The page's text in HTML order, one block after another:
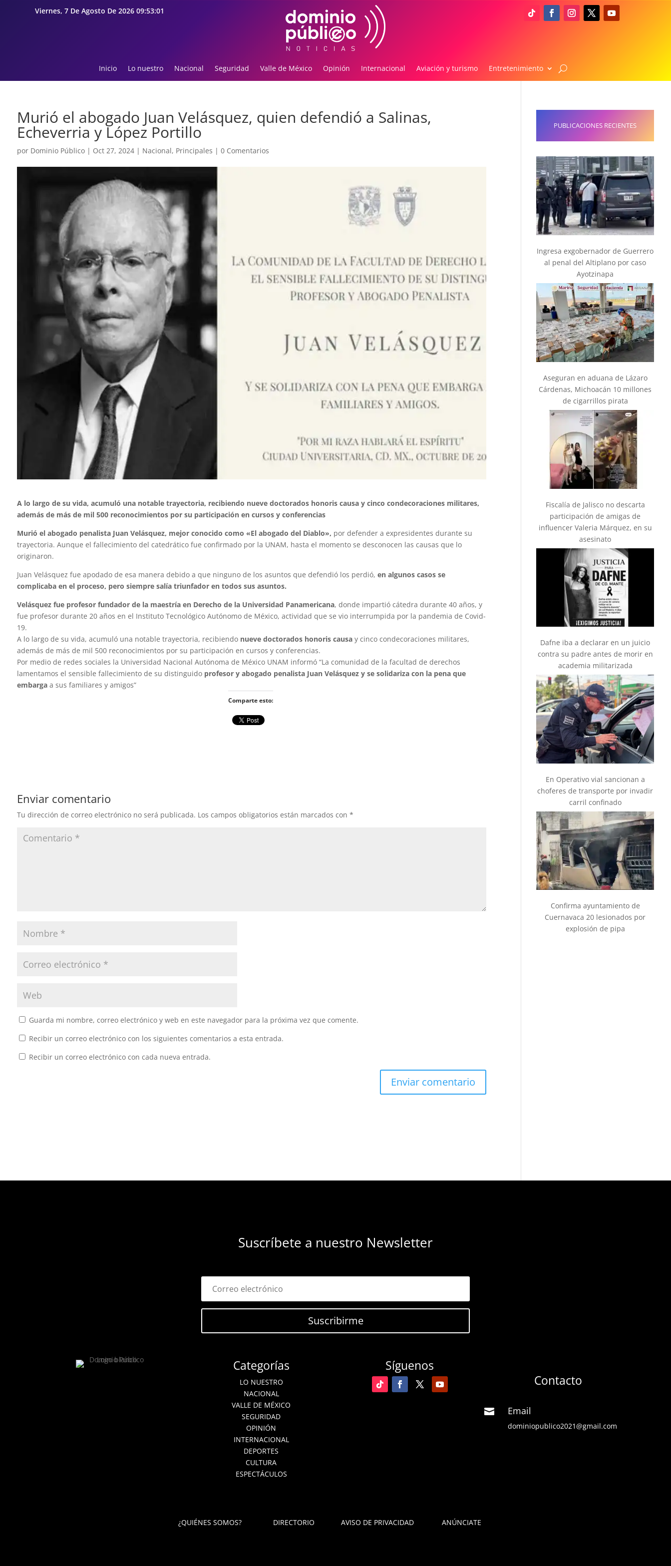
Viernes, 7 De Agosto De 2026 09:53:02
Inicio Lo nuestro Nacional Seguridad Valle de México Opinión Internacional Aviación y turismo Entretenimiento
Murió el abogado Juan Velásquez, quien defendió a Salinas,
Echeverria y López Portillo
por Dominio Público| Oct 27, 2024| Nacional, Principales | 0 Comentarios
A lo largo de su vida, acumuló una notable trayectoria, recibiendo nueve doctorados honoris causa y cinco condecoraciones militares,
además de más de mil 500 reconocimientos por su participación en cursos y conferencias
Murió el abogado penalista Juan Velásquez, mejor conocido como «El abogado del Diablo», por defender a expresidentes durante su
trayectoria. Aunque el fallecimiento del catedrático fue confirmado por la UNAM, hasta el momento se desconocen las causas que lo
originaron.
Juan Velásquez fue apodado de esa manera debido a que ninguno de los asuntos que defendió los perdió, en algunos casos se
complicaba en el proceso, pero siempre salía triunfador en todos sus asuntos.
Velásquez fue profesor fundador de la maestría en Derecho de la Universidad Panamericana, donde impartió cátedra durante 40 años, y
fue profesor durante 20 años en el Instituto Tecnológico Autónomo de México, actividad que se vio interrumpida por la pandemia de Covid-
19.
A lo largo de su vida, acumuló una notable trayectoria, recibiendo nueve doctorados honoris causay cinco condecoraciones militares,
además de más de mil 500 reconocimientos por su participación en cursos y conferencias.
Por medio de redes sociales la Universidad Nacional Autónoma de México UNAM informó “La comunidad de la facultad de derechos
lamentamos el sensible fallecimiento de su distinguido profesor y abogado penalista Juan Velásquez y se solidariza con la pena que
embargaa sus familiares y amigos”
Comparte esto:
Enviar comentario
Tu dirección de correo electrónico no será publicada. Los campos obligatorios están marcados con *
Guarda mi nombre, correo electrónico y web en este navegador para la próxima vez que comente.
Recibir un correo electrónico con los siguientes comentarios a esta entrada.
Recibir un correo electrónico con cada nueva entrada.
PUBLICACIONES RECIENTES
Ingresa exgobernador de Guerrero
al penal del Altiplano por caso
Ayotzinapa
Aseguran en aduana de Lázaro
Cárdenas, Michoacán 10 millones
de cigarrillos pirata
Fiscalía de Jalisco no descarta
participación de amigas de
influencer Valeria Márquez, en su
asesinato
Dafne iba a declarar en un juicio
contra su padre antes de morir en
academia militarizada
En Operativo vial sancionan a
choferes de transporte por invadir
carril confinado
Confirma ayuntamiento de
Cuernavaca 20 lesionados por
explosión de pipa
Suscríbete a nuestro Newsletter
Suscribirme
Categorías
LO NUESTRO
NACIONAL
VALLE DE MÉXICO
SEGURIDAD
OPINIÓN
INTERNACIONAL
DEPORTES
CULTURA
ESPECTÁCULOS
Síguenos
Contacto
 Email
dominiopublico2021@gmail.com
¿QUIÉNES SOMOS? DIRECTORIO AVISO DE PRIVACIDAD ANÚNCIATE